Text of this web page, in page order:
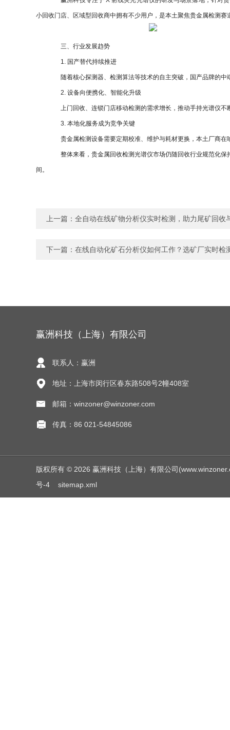
小回收门店、区域型回收商中拥有不少用户，是本土聚焦贵金属检测赛
三、行业发展趋势
1. 国产替代持续推进
随着核心探测器、检测算法等技术的自主突破，国产品牌的中
2. 设备向便携化、智能化升级
上门回收、连锁门店移动检测的需求增长，推动手持光谱仪不
3. 本地化服务成为竞争关键
贵金属检测设备需要定期校准、维护与耗材更换，本土厂商在
整体来看，贵金属回收检测光谱仪市场仍随回收行业规范化保
间。
上一篇： 全自动在线矿物分析仪实时检测，助力尾矿回收
下一篇： 在线自动化矿石分析仪如何工作？选矿厂实时检
赢洲科技（上海）有限公司
联系人：赢洲
地址：上海市闵行区春东路508号2幢408室
邮箱：winzoner@winzoner.com
传真：86 021-54845086
版权所有 © 2026 赢洲科技（上海）有限公司
号-4
sitemap.xml